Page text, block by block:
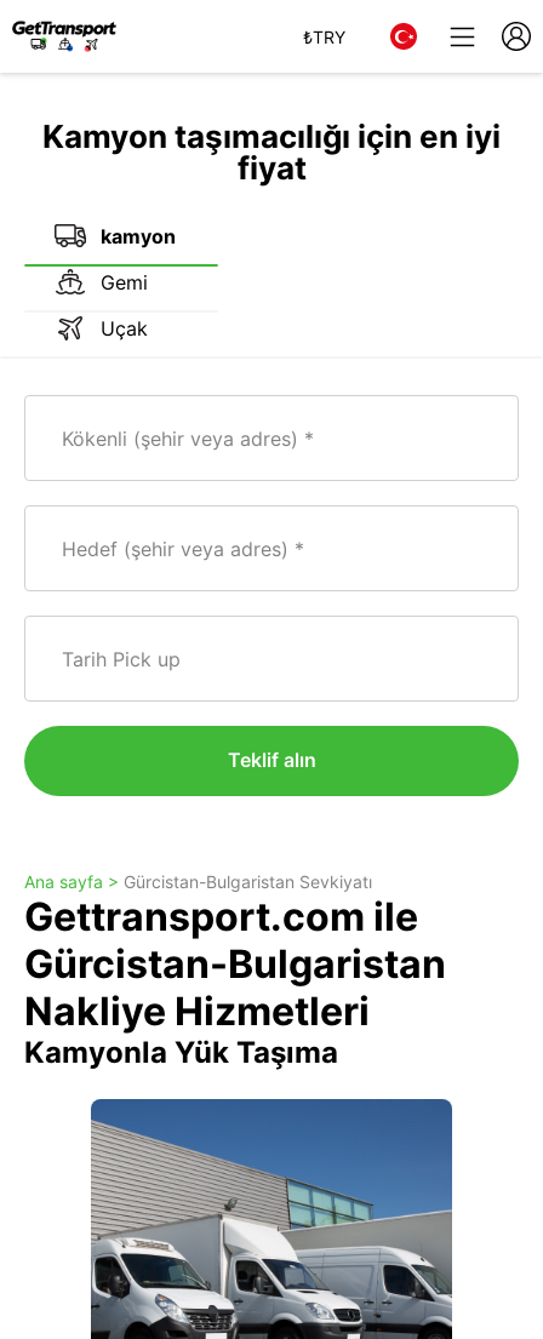
₺TRY
Kamyon taşımacılığı için en iyi
fiyat
kamyon
Gemi
Uçak
Kökenli (şehir veya adres)
Hedef (şehir veya adres)
Tarih Pick up
Teklif alın
Ana sayfa > Gürcistan-Bulgaristan Sevkiyatı
Gettransport.com ile
Gürcistan-Bulgaristan
Nakliye Hizmetleri
Kamyonla Yük Taşıma